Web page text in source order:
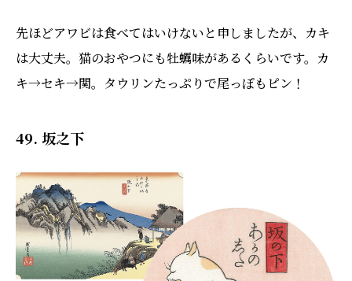
先ほどアワビは食べてはいけないと申しましたが、カキ
は大丈夫。猫のおやつにも牡蠣味があるくらいです。カ
キ→セキ→関。タウリンたっぷりで尾っぽもピン！
49. 坂之下